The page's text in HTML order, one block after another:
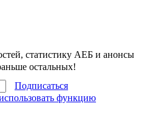
статистику АЕБ и анонсы
остальных!
Подписаться